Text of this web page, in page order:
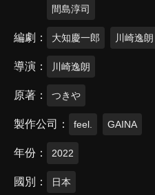
間島淳司
編劇 大知慶一郎 川崎逸朗
導演 川崎逸朗
原著 つきや
製作公司 feel. GAINA
年份 2022
國別 日本